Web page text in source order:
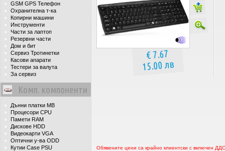
GSM GPS Телефон
Охранителна т-ка
Копирни машини
Инструменти
Части за лаптоп
Резервни части
Дом и бит
Сервиз Тротинетки
Касови апарати
Тестери за валута
За сервиз
Комп. компоненти
Дънни платки MB
Процесори CPU
Памети RAM
Дискове HDD
Видеокарти VGA
Оптични у-ва ODD
Кутии Case PSU
€ 7.67
15.00 лв
Обявените цени са крайно клиентски с включен ДДС